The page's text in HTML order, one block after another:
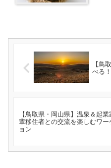
【鳥
べる
【鳥取県・岡山県】温泉＆起
輩移住者との交流を楽しむワー
ョン